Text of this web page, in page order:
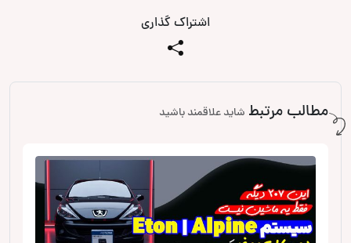
اشتراک گذاری
مطالب مرتبط شاید علاقمند باشید